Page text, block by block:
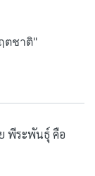
ตชาติ"
พีระพันธุ์ คือ